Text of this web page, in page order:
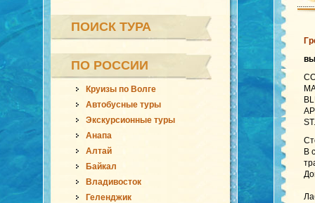
ПОИСК ТУРА
ПО РОССИИ
Круизы по Волге
Автобусные туры
Экскурсионные туры
Анапа
Алтай
Байкал
Владивосток
Геленджик
В